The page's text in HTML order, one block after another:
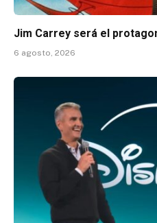
Jim Carrey será el
6 agosto, 2026